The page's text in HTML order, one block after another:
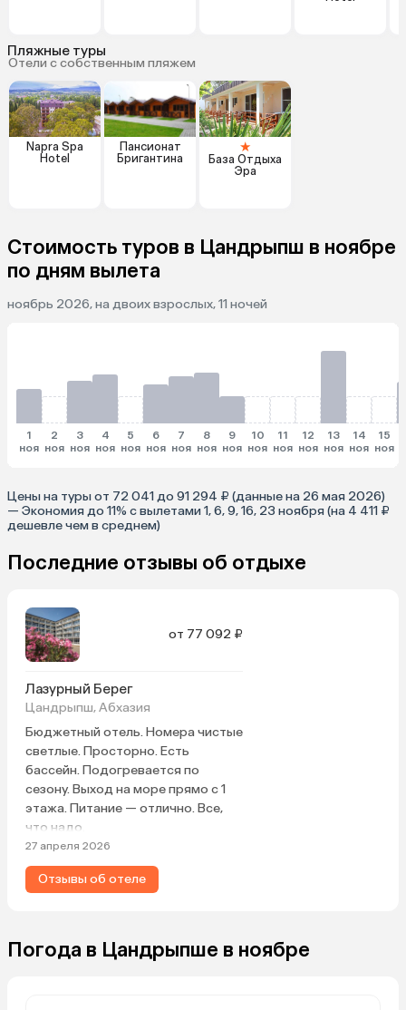
Пляжные туры
Отели с собственным пляжем
Napra Spa
Hotel
Пансионат
Бригантина
★
База Отдыха
Эра
Стоимость туров в Цандрыпш в ноябре
по дням вылета
ноябрь 2026, на двоих взрослых, 11 ночей
1
ноя
2
ноя
3
ноя
4
ноя
5
ноя
6
ноя
7
ноя
8
ноя
9
ноя
10
ноя
11
ноя
12
ноя
13
ноя
14
ноя
15
ноя
Цены на туры от 72 041 до 91 294 ₽ (данные на 26 мая 2026)
— Экономия до 11% с вылетами 1, 6, 9, 16, 23 ноября (на 4 411 ₽
дешевле чем в среднем)
Последние отзывы об отдыхе
от 77 092 ₽
Лазурный Берег
Цандрыпш, Абхазия
Бюджетный отель. Номера чистые
светлые. Просторно. Есть
бассейн. Подогревается по
сезону. Выход на море прямо с 1
этажа. Питание — отлично. Все,
что надо.
27 апреля 2026
Отзывы об отеле
Погода в Цандрыпше в ноябре